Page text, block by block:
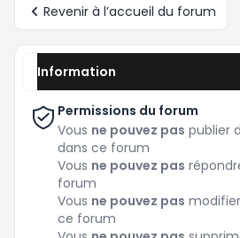
Revenir à l’accueil du forum
Information
Permissions du forum
Vous ne pouvez pas publier
dans ce forum
Vous ne pouvez pas
forum
Vous ne pouvez pas
ce forum